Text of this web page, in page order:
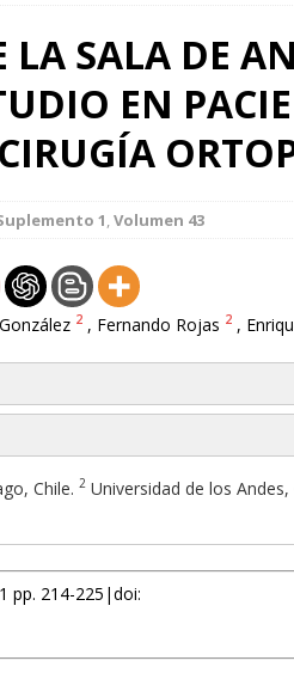
LA SALA DE
EN
1,Volumen 43
2 , Fernando Rojas 2 ,
Chile. 2Universidad de los Andes,
pp. 214-225|doi: